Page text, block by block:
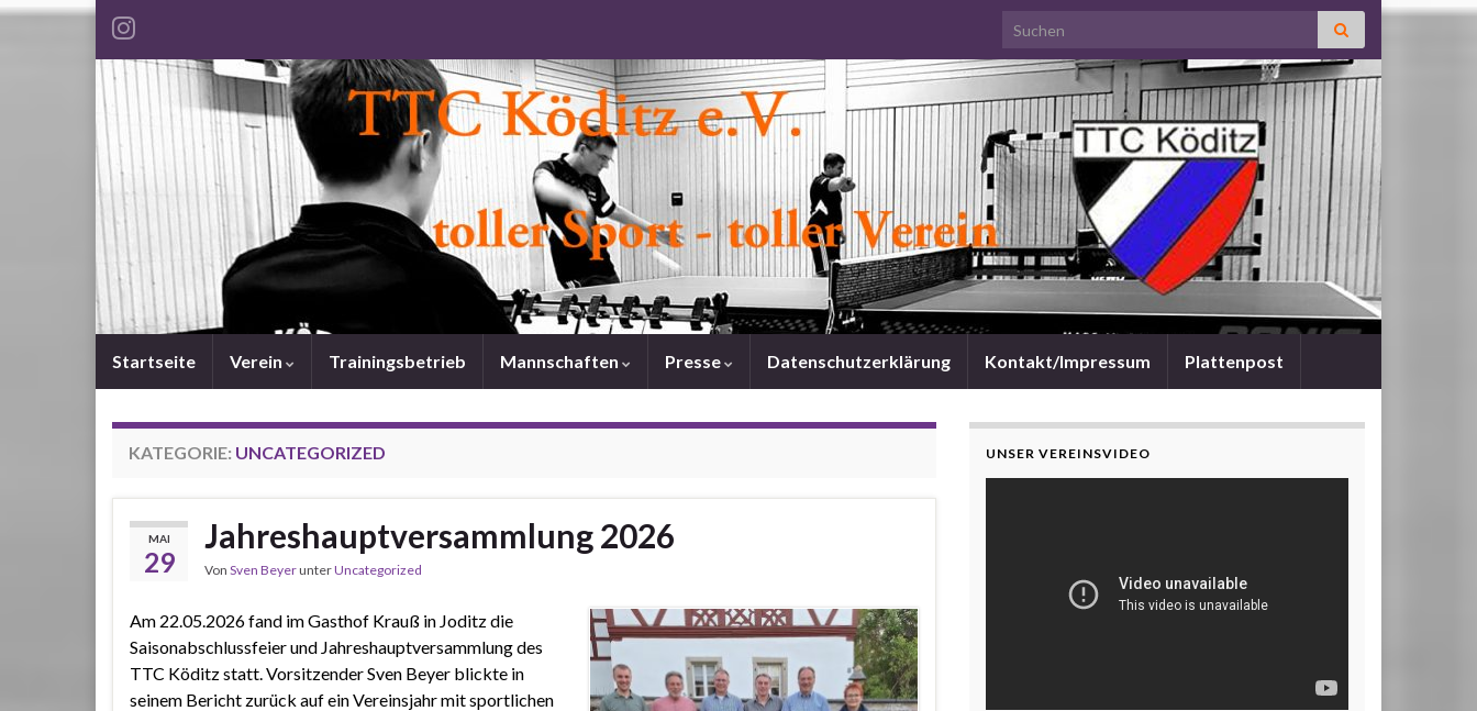
Search for:
Startseite Verein Trainingsbetrieb Mannschaften Presse Datenschutzerklärung Kontakt/Impressum Plattenpost
KATEGORIE: UNCATEGORIZED
MAI
29
Jahreshauptversammlung 2026
Von Sven BeyerunterUncategorized
Am 22.05.2026 fand im Gasthof Krauß in Joditz die
Saisonabschlussfeier und Jahreshauptversammlung des
TTC Köditz statt. Vorsitzender Sven Beyer blickte in
seinem Bericht zurück auf ein Vereinsjahr mit sportlichen
UNSER VEREINSVIDEO